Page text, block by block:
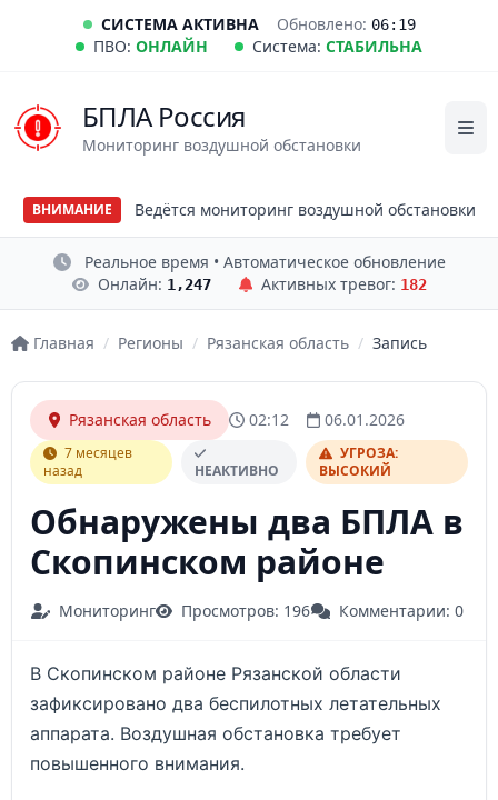
СИСТЕМА АКТИВНА Обновлено: 06:19
ПВО: ОНЛАЙН Система: СТАБИЛЬНА
БПЛА Россия
Мониторинг воздушной обстановки
ВНИМАНИЕ Ведётся мониторинг воздушной обстановки
Реальное время • Автоматическое обновление
Онлайн: 1,247 Активных тревог: 182
Главная / Регионы / Рязанская область / Запись
Рязанская область 02:12 06.01.2026
7 месяцев
назад
НЕАКТИВНО
УГРОЗА:
ВЫСОКИЙ
Обнаружены два БПЛА в
Скопинском районе
Мониторинг Просмотров: 196 Комментарии: 0
В Скопинском районе Рязанской области
зафиксировано два беспилотных летательных
аппарата. Воздушная обстановка требует
повышенного внимания.